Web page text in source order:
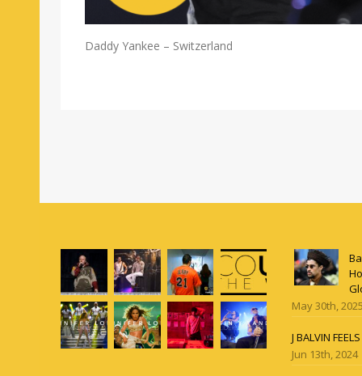
Daddy Yankee – Switzerland
May 30th,
J BALVIN
Jun 13th, 2024